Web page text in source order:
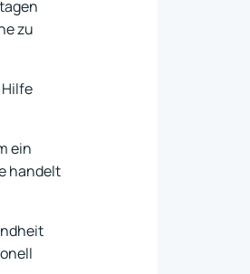
zu
ein
handelt